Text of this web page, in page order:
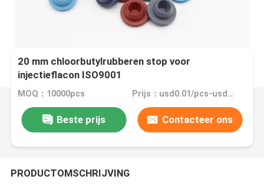
20 mm chloorbutylrubberen stop voor
injectieflacon ISO9001
MOQ：10000pcs Prijs：usd0.01/pcs-usd0.1/pcs
Beste prijs Contacteer ons
PRODUCTOMSCHRIJVING